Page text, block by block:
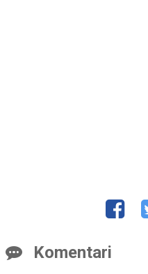
Komentari